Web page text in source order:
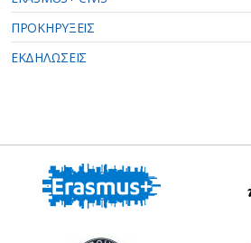
ΠΡΟΚΗΡΥΞΕΙΣ
ΕΚΔΗΛΩΣΕΙΣ